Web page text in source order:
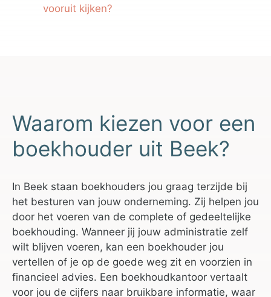
vooruit kijken?
Waarom kiezen voor een
boekhouder uit Beek?
In Beek staan boekhouders jou graag terzijde bij
het besturen van jouw onderneming. Zij helpen jou
door het voeren van de complete of gedeeltelijke
boekhouding. Wanneer jij jouw administratie zelf
wilt blijven voeren, kan een boekhouder jou
vertellen of je op de goede weg zit en voorzien in
financieel advies. Een boekhoudkantoor vertaalt
voor jou de cijfers naar bruikbare informatie, waar